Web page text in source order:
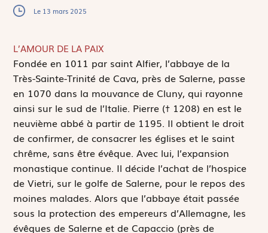
Le 13 mars 2025
L’AMOUR DE LA PAIX
Fondée en 1011 par saint Alfier, l’abbaye de la
Très-Sainte-Trinité de Cava, près de Salerne, passe
en 1070 dans la mouvance de Cluny, qui rayonne
ainsi sur le sud de l’Italie. Pierre († 1208) en est le
neuvième abbé à partir de 1195. Il obtient le droit
de confirmer, de consacrer les églises et le saint
chrême, sans être évêque. Avec lui, l’expansion
monastique continue. Il décide l’achat de l’hospice
de Vietri, sur le golfe de Salerne, pour le repos des
moines malades. Alors que l’abbaye était passée
sous la protection des empereurs d’Allemagne, les
évêques de Salerne et de Capaccio (près de